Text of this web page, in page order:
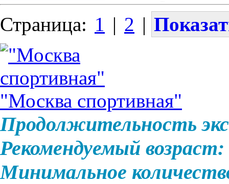
Страница: 1 | 2 |
"Москва спортивная"
Продолжительность
Рекомендуемый возраст:
Минимальное